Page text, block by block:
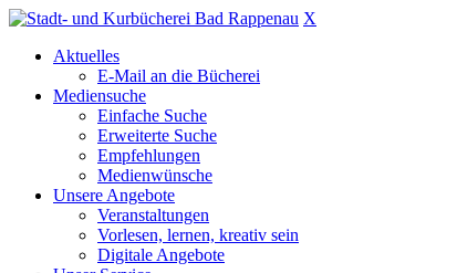
X
Aktuelles
E-Mail an die Bücherei
Mediensuche
Einfache Suche
Erweiterte Suche
Empfehlungen
Medienwünsche
Unsere Angebote
Veranstaltungen
Vorlesen, lernen, kreativ sein
Digitale Angebote